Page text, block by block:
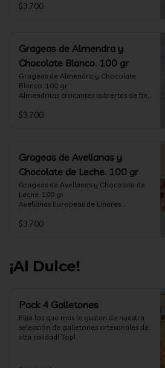
Formato: Bolsa 100 gramos
$3.700
Grageas de Almendra y
Chocolate Blanco. 100 gr
Grageas de Almendra y Chocolate
Blanco. 100 gr
Almendritas crocantes cubiertas de fino
Formato: Bolsa 100 gramos
$3.700
Grageas de Avellanas y
Chocolate de Leche. 100 gr
Grageas de Avellanas y Chocolate de
Leche. 100 gr
Avellanas Europeas de Linares
de leche.
$3.700
¡Al Dulce!
Pack 4 Galletones
Elija los que mas le gusten de nuestra
selección de galletones artesanales de
alta calidad! Top!